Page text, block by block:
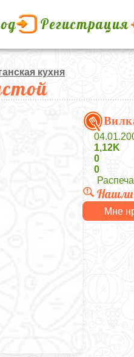
Регистрация
кухня
1,12K
0
0
Нашли
Мне